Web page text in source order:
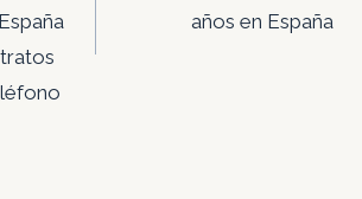
años en España